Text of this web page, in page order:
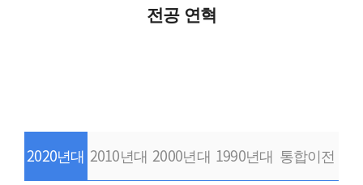
전공 연혁
2020년대 2010년대 2000년대 1990년대 통합이전